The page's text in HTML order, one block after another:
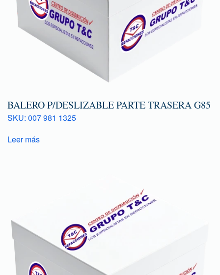
BALERO P/DESLIZABLE PARTE TRASERA G85
SKU: 007 981 1325
Leer más